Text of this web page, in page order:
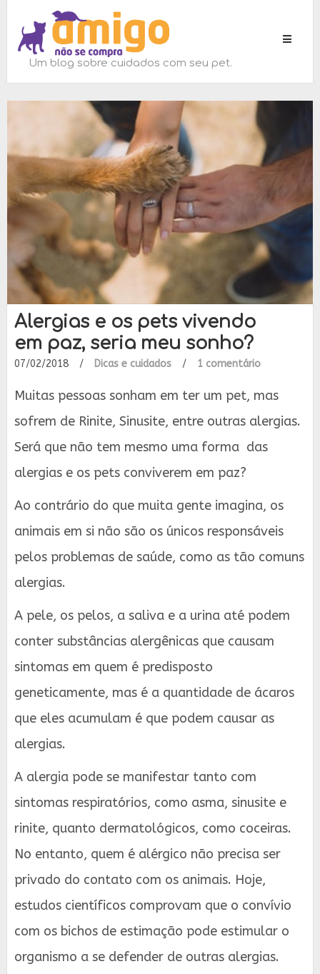
Toggle
Um blog sobre cuidados com seu pet.
Alergias e os pets vivendo
em paz, seria meu sonho?
07/02/2018 / Dicas e cuidados / 1 comentário
Muitas pessoas sonham em ter um pet, mas
sofrem de Rinite, Sinusite, entre outras alergias.
Será que não tem mesmo uma forma das
alergias e os pets conviverem em paz?
Ao contrário do que muita gente imagina, os
animais em si não são os únicos responsáveis
pelos problemas de saúde, como as tão comuns
alergias.
A pele, os pelos, a saliva e a urina até podem
conter substâncias alergênicas que causam
sintomas em quem é predisposto
geneticamente, mas é a quantidade de ácaros
que eles acumulam é que podem causar as
alergias.
A alergia pode se manifestar tanto com
sintomas respiratórios, como asma, sinusite e
rinite, quanto dermatológicos, como coceiras.
No entanto, quem é alérgico não precisa ser
privado do contato com os animais. Hoje,
estudos científicos comprovam que o convívio
com os bichos de estimação pode estimular o
organismo a se defender de outras alergias.